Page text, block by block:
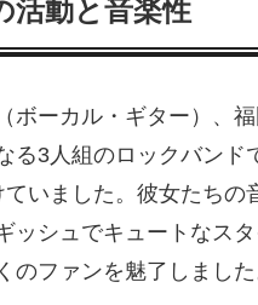
活動と音楽性
ボーカル・ギター）、
る3人組のロックバン
いました。彼女たちの
ッシュでキュートなス
ファンを魅了しました